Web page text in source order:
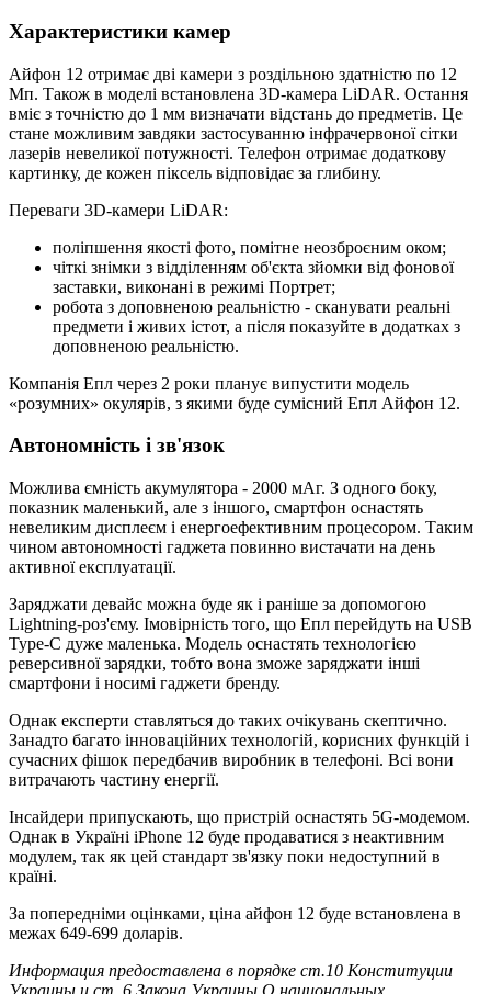
Характеристики камер
Айфон 12 отримає дві камери з роздільною здатністю по 12
Мп. Також в моделі встановлена 3D-камера LiDAR. Остання
вміє з точністю до 1 мм визначати відстань до предметів. Це
стане можливим завдяки застосуванню інфрачервоної сітки
лазерів невеликої потужності. Телефон отримає додаткову
картинку, де кожен піксель відповідає за глибину.
Переваги 3D-камери LiDAR:
поліпшення якості фото, помітне неозброєним оком;
чіткі знімки з відділенням об'єкта зйомки від фонової
заставки, виконані в режимі Портрет;
робота з доповненою реальністю - сканувати реальні
предмети і живих істот, а після показуйте в додатках з
доповненою реальністю.
Компанія Епл через 2 роки планує випустити модель
«розумних» окулярів, з якими буде сумісний Епл Айфон 12.
Автономність і зв'язок
Можлива ємність акумулятора - 2000 мАг. З одного боку,
показник маленький, але з іншого, смартфон оснастять
невеликим дисплеєм і енергоефективним процесором. Таким
чином автономності гаджета повинно вистачати на день
активної експлуатації.
Заряджати девайс можна буде як і раніше за допомогою
Lightning-роз'єму. Імовірність того, що Епл перейдуть на USB
Type-C дуже маленька. Модель оснастять технологією
реверсивної зарядки, тобто вона зможе заряджати інші
смартфони і носимі гаджети бренду.
Однак експерти ставляться до таких очікувань скептично.
Занадто багато інноваційних технологій, корисних функцій і
сучасних фішок передбачив виробник в телефоні. Всі вони
витрачають частину енергії.
Інсайдери припускають, що пристрій оснастять 5G-модемом.
Однак в Україні iPhone 12 буде продаватися з неактивним
модулем, так як цей стандарт зв'язку поки недоступний в
країні.
За попередніми оцінками, ціна айфон 12 буде встановлена в
межах 649-699 доларів.
Информация предоставлена в порядке ст.10 Конституции